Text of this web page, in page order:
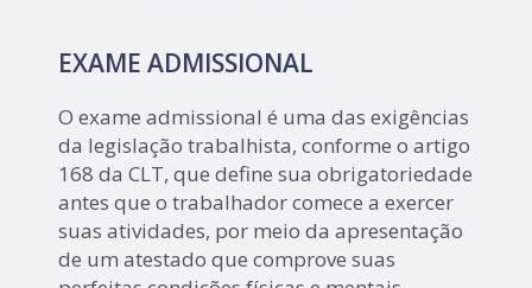
EXAME ADMISSIONAL
O exame admissional é uma das exigências
da legislação trabalhista, conforme o artigo
168 da CLT, que define sua obrigatoriedade
antes que o trabalhador comece a exercer
suas atividades, por meio da apresentação
de um atestado que comprove suas